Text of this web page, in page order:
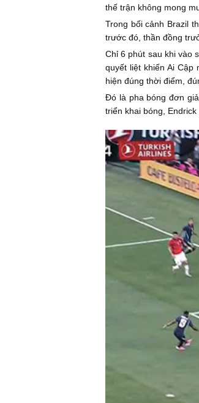
thế trận không mong
Trong bối cảnh Brazil
trước đó, thần đồng
Chỉ 6 phút sau khi vào
quyết liệt khiến Ai
hiện đúng thời điểm,
Đó là pha bóng đơn
triển khai bóng,